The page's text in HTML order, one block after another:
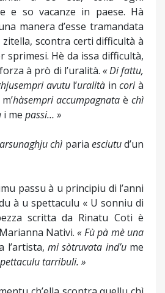
e so vacanze in paese. Hà
manera d’esse tramandata
zitella, scontra certi difficultà à
sprimesi. Hè da issa difficultà,
à prò di l’uralità. « Difattu,
sempri avutul’uralità incorià
m’hàsempri accumpagnata èchì
i me passi… »
chì paria esciutud’un
passu à u principiu di l’anni
à u spettaculu « U sonniu di
scritta da Rinatu Coti è
Nativi.« Fù pà mè una
l’artista,misòtruvata ind’ume
tarribuli. »